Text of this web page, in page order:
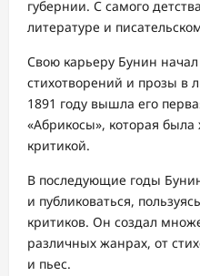
губернии. С самого
литературе и
Свою карьеру Бунин
стихотворений и прозы в
1891 году вышла его
«Абрикосы», которая
критикой.
В последующие годы
и публиковаться,
критиков. Он создал
различных жанрах, от
и пьес.